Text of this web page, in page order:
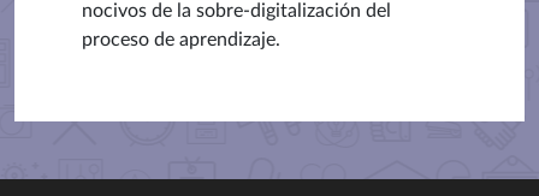
nocivos de la sobre-digitalización del
proceso de aprendizaje.